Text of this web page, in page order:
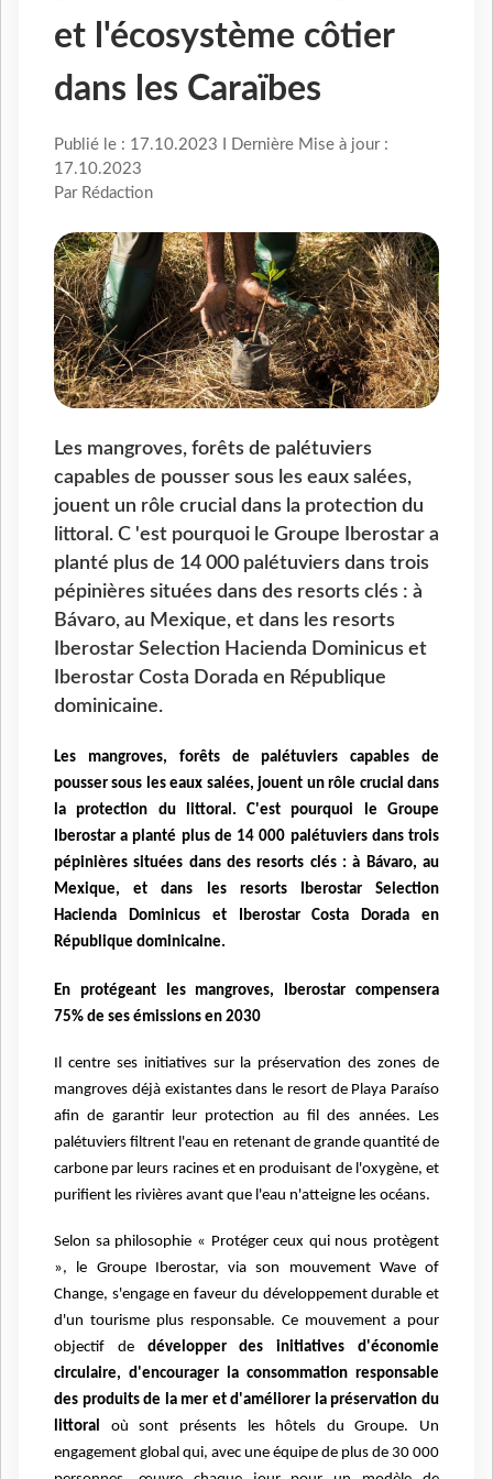
et l'écosystème côtier
dans les Caraïbes
Publié le : 17.10.2023 I Dernière Mise à jour :
17.10.2023
Par Rédaction
Les mangroves, forêts de palétuviers
capables de pousser sous les eaux salées,
jouent un rôle crucial dans la protection du
littoral. C 'est pourquoi le Groupe Iberostar a
planté plus de 14 000 palétuviers dans trois
pépinières situées dans des resorts clés : à
Bávaro, au Mexique, et dans les resorts
Iberostar Selection Hacienda Dominicus et
Iberostar Costa Dorada en République
dominicaine.
Les mangroves, forêts de palétuviers capables de
pousser sous les eaux salées, jouent un rôle crucial dans
la protection du littoral. C'est pourquoi le Groupe
Iberostar a planté plus de 14 000 palétuviers dans trois
pépinières situées dans des resorts clés : à Bávaro, au
Mexique, et dans les resorts Iberostar Selection
Hacienda Dominicus et Iberostar Costa Dorada en
République dominicaine.
En protégeant les mangroves, Iberostar compensera
75% de ses émissions en 2030
Il centre ses initiatives sur la préservation des zones de
mangroves déjà existantes dans le resort de Playa Paraíso
afin de garantir leur protection au fil des années. Les
palétuviers filtrent l'eau en retenant de grande quantité de
carbone par leurs racines et en produisant de l'oxygène, et
purifient les rivières avant que l'eau n'atteigne les océans.
Selon sa philosophie « Protéger ceux qui nous protègent
», le Groupe Iberostar, via son mouvement Wave of
Change, s'engage en faveur du développement durable et
d'un tourisme plus responsable. Ce mouvement a pour
objectif de développer des initiatives d'économie
circulaire, d'encourager la consommation responsable
des produits de la mer et d'améliorer la préservation du
littoral où sont présents les hôtels du Groupe. Un
engagement global qui, avec une équipe de plus de 30 000